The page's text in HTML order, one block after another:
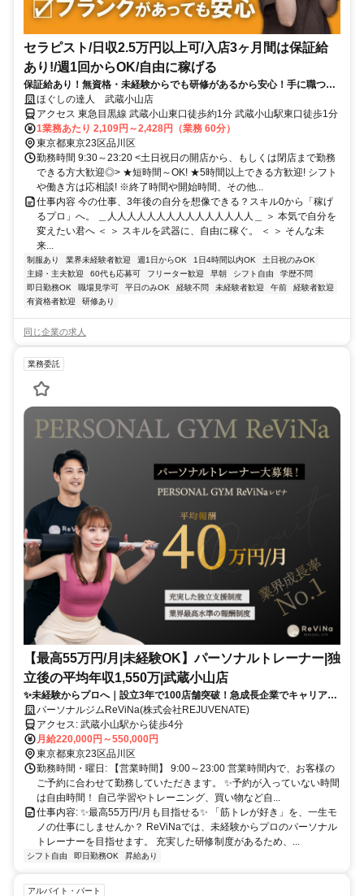
セラピスト/日収2.5万円以上可/入店3ヶ月間は保証給
あり!/週1回からOK/自由に稼げる
保証給あり！無資格・未経験からでも研修があるから安心！手に職つけ
て高収入！
ほぐしの達人 武蔵小山店
アクセス 東急目黒線 武蔵小山東口徒歩約1分 武蔵小山駅東口徒歩1分
1業務あたり 2,109円～2,428円（業務 60分）
東京都東京23区品川区
勤務時間 9:30～23:20 <土日祝日の開店から、もしくは閉店まで勤務
できる方大歓迎◎> ★短時間～OK! ★5時間以上できる方歓迎! シフト
や働き方は応相談! ※終了時間や開始時間、その他...
仕事内容 今の仕事、3年後の自分を想像できる？スキル0から「稼げ
るプロ」へ。 ＿人人人人人人人人人人人人人人人＿ ＞ 本気で自分を
変えたい君へ ＜ ＞ スキルを武器に、自由に稼ぐ。 ＜ ＞ そんな未
来...
制服あり 業界未経験者歓迎 週1日からOK 1日4時間以内OK
土日祝のみOK
主婦・主夫歓迎
60代も応募可 フリーター歓迎 早朝 シフト自由
学歴不問
即日勤務OK
職場見学可 平日のみOK 経験不問 未経験者歓迎 午前
経験者歓迎
有資格者歓迎
研修あり
同じ企業の求人
業務委託
【最高55万円/月|未経験OK】パーソナルトレーナー|独
立後の平均年収1,550万|武蔵小山店
✨未経験からプロへ｜設立3年で100店舗突破！急成長企業でキャリアア
ップパーソナルジムReViNa(株式会社REJUVENATE)
アクセス: 武蔵小山駅から徒歩4分
月給220,000円～550,000円
東京都東京23区品川区
勤務時間・曜日: 【営業時間】 9:00～23:00 営業時間内で、お客様の
ご予約に合わせて勤務していただきます。 ✨予約が入っていない時間
は自由時間！ 自己学習やトレーニング、買い物など自...
仕事内容: ✨最高55万円/月も目指せる✨ 「筋トレが好き」を、一生モ
ノの仕事にしませんか？ ReViNaでは、未経験からプロのパーソナル
トレーナーを目指せます。 充実した研修制度があるため、...
シフト自由 即日勤務OK 昇給あり
アルバイト・パート